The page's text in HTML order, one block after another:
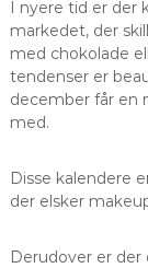
I nyere tid er der
markedet, der
med chokolade
tendenser er
december får en
med.
Disse kalendere
der elsker
Derudover er